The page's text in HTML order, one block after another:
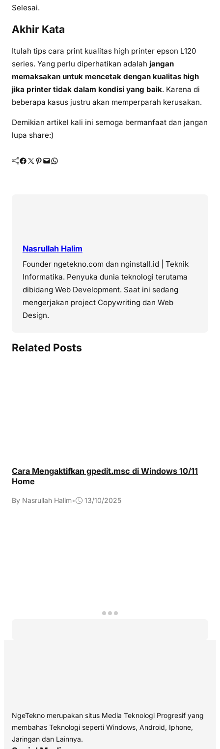
Selesai.
Akhir Kata
Itulah tips cara print kualitas high printer epson L120
series. Yang perlu diperhatikan adalah jangan
memaksakan untuk mencetak dengan kualitas high
jika printer tidak dalam kondisi yang baik. Karena di
beberapa kasus justru akan memperparah kerusakan.
Demikian artikel kali ini semoga bermanfaat dan jangan
lupa share:)
Facebook Twitter Pinterest Mail WhatsApp
Nasrullah Halim
Founder ngetekno.com dan nginstall.id | Teknik
Informatika. Penyuka dunia teknologi terutama
dibidang Web Development. Saat ini sedang
mengerjakan project Copywriting dan Web
Design.
Related Posts
Cara Mengaktifkan gpedit.msc di Windows 10/11
Home
By Nasrullah Halim• 13/10/2025
NgeTekno merupakan situs Media Teknologi Progresif yang
membahas Teknologi seperti Windows, Android, Iphone,
Jaringan dan Lainnya.